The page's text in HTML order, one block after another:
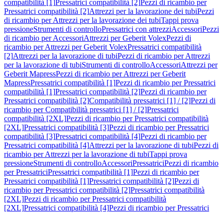
compatibilità [1]Pressatrici compatibilità [2]Pezzi di ricambio per
Pressatrici compatibilità [2]Attrezzi per la lavorazione dei tubiPezzi
di ricambio per Attrezzi per la lavorazione dei tubiTappi prova
pressioneStrumenti di controlloPressatrici con attrezziAccessoriPezzi
di ricambio per AccessoriAttrezzi per Geberit VolexPezzi di
ricambio per Attrezzi per Geberit VolexPressatrici compatibilità
[2]Attrezzi per la lavorazione di tubiPezzi di ricambio per Attrezzi
per la lavorazione di tubiStrumenti di controlloAccessoriAttrezzi per
Geberit MapressPezzi di ricambio per Attrezzi per Geberit
MapressPressatrici compatibilità [1]Pezzi di ricambio per Pressatrici
compatibilità [1]Pressatrici compatibilità [2]Pezzi di ricambio per
Pressatrici compatibilità [2]Compatibilità pressatrici [1] / [2]Pezzi di
ricambio per Compatibilità pressatrici [1] / [2]Pressatrici
compatibilità [2XL]Pezzi di ricambio per Pressatrici compatibilità
[2XL]Pressatrici compatibilità [3]Pezzi di ricambio per Pressatrici
compatibilità [3]Pressatrici compatibilità [4]Pezzi di ricambio per
Pressatrici compatibilità [4]Attrezzi per la lavorazione di tubiPezzi di
ricambio per Attrezzi per la lavorazione di tubiTappi prova
pressioneStrumenti di controlloAccessoriPressatriciPezzi di ricambio
per PressatriciPressatrici compatibilità [1]Pezzi di ricambio per
Pressatrici compatibilità [1]Pressatrici compatibilità [2]Pezzi di
ricambio per Pressatrici compatibilità [2]Pressatrici compatibilità
[2XL]Pezzi di ricambio per Pressatrici compatibilità
[2XL]Pressatrici compatibilità [4]Pezzi di ricambio per Pressatrici